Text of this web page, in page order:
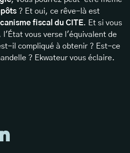
? Et oui, ce rêve-là est
fiscal du CITE. Et si vous
l'État vous verse l'équivalent de
il compliqué à obtenir ? Est-ce
? Ekwateur vous éclaire.